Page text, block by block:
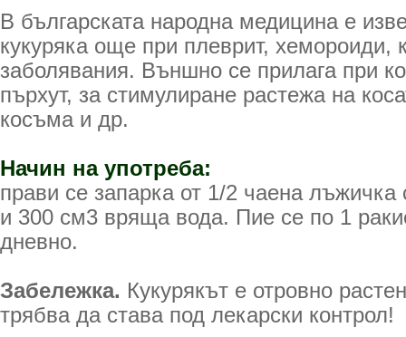
В българската народна медицина е
кукуряка още при плеврит, хемороиди,
заболявания. Външно се прилага при
пърхут, за стимулиране растежа на
косъма и др.
Начин на употреба:
прави се запарка от 1/2 чаена лъжичка
и 300 см3 вряща вода. Пие се по 1
дневно.
Забележка. Кукурякът е отровно
трябва да става под лекарски контрол!